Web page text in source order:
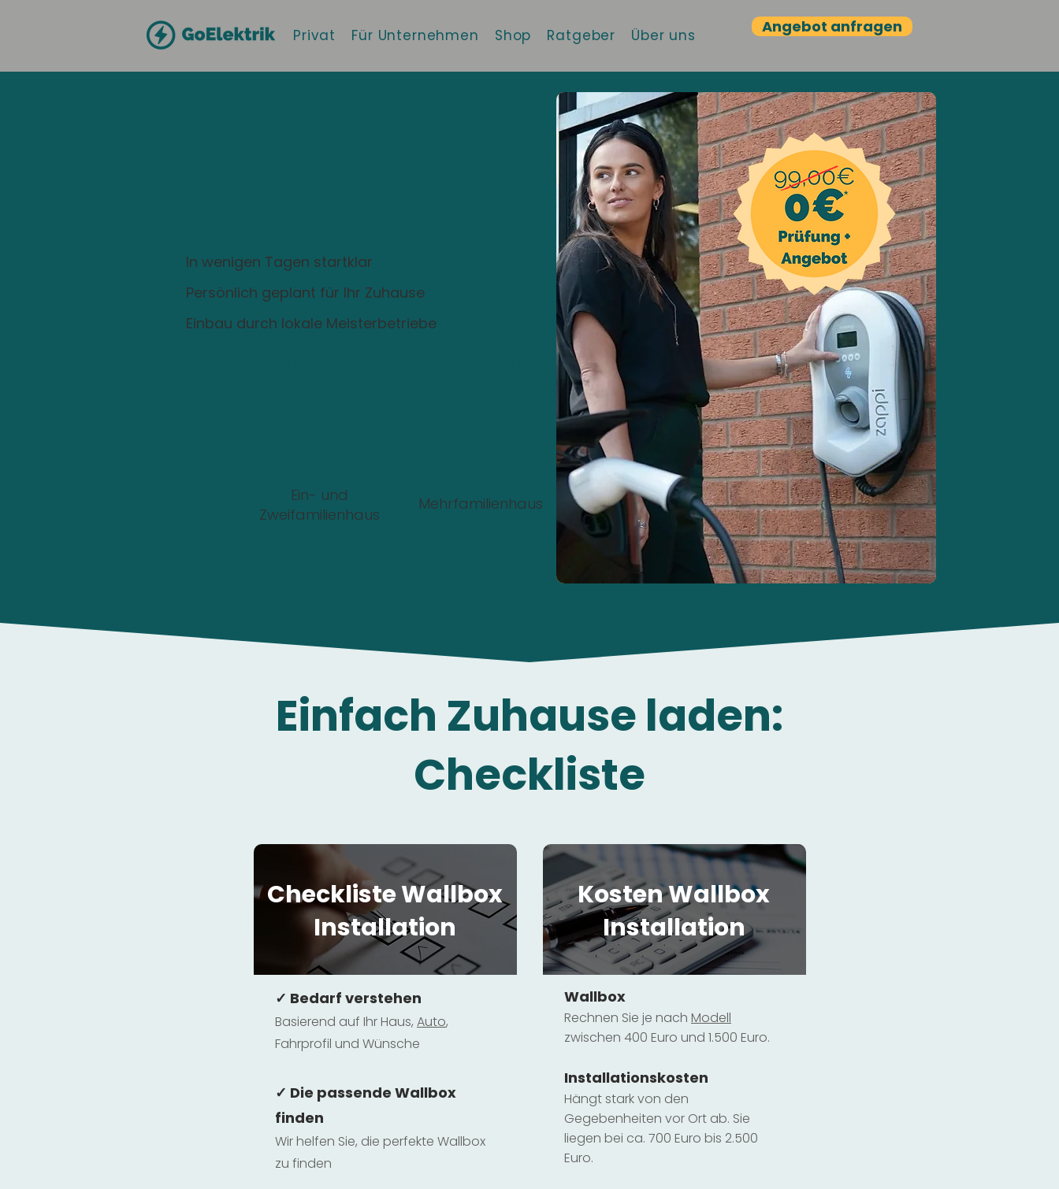
Privat Für Unternehmen Shop Ratgeber Über uns Angebot anfragen
In wenigen Tagen startklar
Persönlich geplant für Ihr Zuhause
Einbau durch lokale Meisterbetriebe
Ein- und
Zweifamilienhaus
Mehrfamilienhaus
Einfach Zuhause laden:
Checkliste
Checkliste Wallbox
Installation
✓ Bedarf verstehen
Basierend auf Ihr Haus, Auto,
Fahrprofil und Wünsche
✓ Die passende Wallbox
finden
Wir helfen Sie, die perfekte Wallbox
zu finden
Kosten Wallbox
Installation
Wallbox
Rechnen Sie je nach Modell
zwischen 400 Euro und 1.500 Euro.
Installationskosten
Hängt stark von den
Gegebenheiten vor Ort ab. Sie
liegen bei ca. 700 Euro bis 2.500
Euro.